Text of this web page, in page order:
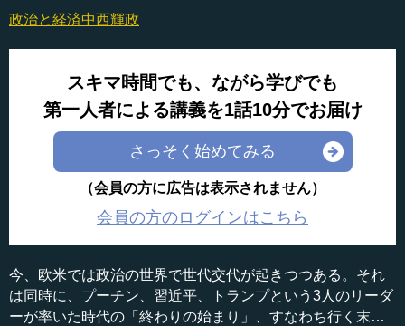
政治と経済中西輝政
スキマ時間でも、ながら学びでも
第一人者による講義を1話10分でお届け
さっそく始めてみる
（会員の方に広告は表示されません）
会員の方のログインはこちら
今、欧米では政治の世界で世代交代が起きつつある。それ
は同時に、プーチン、習近平、トランプという3人のリーダ
ーが率いた時代の「終わりの始まり」、すなわち行く末が